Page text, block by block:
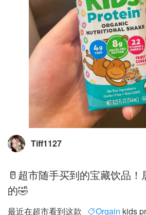
Tiff1127
🥛超市随手买到的宝藏饮品
的🤣
最近在超市看到这款 Orgain kids